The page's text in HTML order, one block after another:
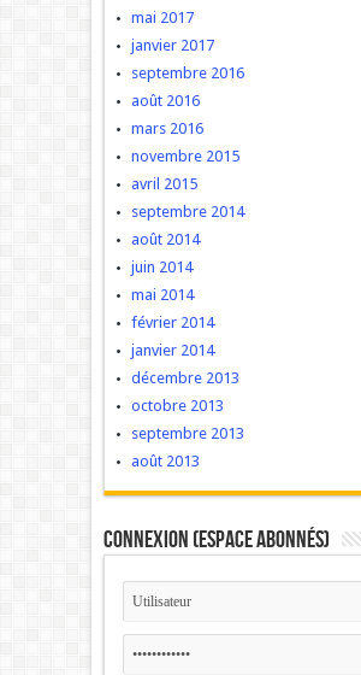
mai 2017
janvier 2017
septembre 2016
août 2016
mars 2016
novembre 2015
avril 2015
septembre 2014
août 2014
juin 2014
mai 2014
février 2014
janvier 2014
décembre 2013
octobre 2013
septembre 2013
août 2013
Connexion (Espace Abonnés)